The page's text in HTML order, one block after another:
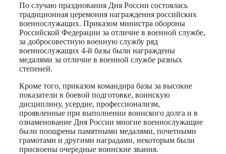
По случаю празднования Дня России состоялась
традиционная церемония награждения российских
военнослужащих. Приказом министра обороны
Российской Федерации за отличие в военной службе,
за добросовестную военную службу ряд
военнослужащих 4-й базы были награждены
медалями за отличие в военной службе разных
степеней.
Кроме того, приказом командира базы за высокие
показатели в боевой подготовке, воинскую
дисциплину, усердие, профессионализм,
проявленные при выполнении воинского долга и в
ознаменование Дня России многие военнослужащие
были поощрены памятными медалями, почетными
грамотами и другими наградами, некоторым были
присвоены очередные воинские звания.